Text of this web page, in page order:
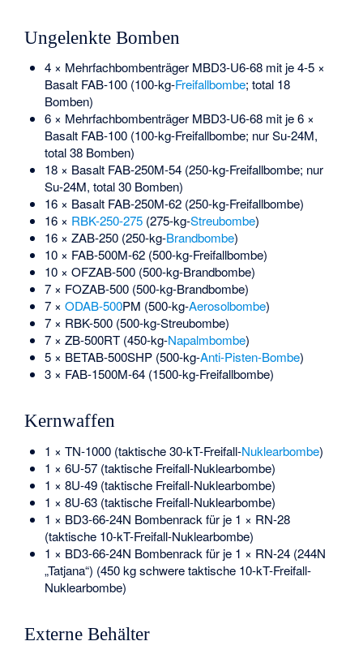
Ungelenkte Bomben
4 × Mehrfachbombenträger MBD3-U6-68 mit je 4-5 ×
Basalt FAB-100 (100-kg-Freifallbombe; total 18
Bomben)
6 × Mehrfachbombenträger MBD3-U6-68 mit je 6 ×
Basalt FAB-100 (100-kg-Freifallbombe; nur Su-24M,
total 38 Bomben)
18 × Basalt FAB-250M-54(250-kg-Freifallbombe; nur
Su-24M, total 30 Bomben)
16 × Basalt FAB-250M-62(250-kg-Freifallbombe)
16 × RBK-250-275(275-kg-Streubombe)
16 × ZAB-250 (250-kg-Brandbombe)
10 × FAB-500M-62(500-kg-Freifallbombe)
10 × OFZAB-500 (500-kg-Brandbombe)
7 × FOZAB-500 (500-kg-Brandbombe)
7 × ODAB-500PM (500-kg-Aerosolbombe)
7 × RBK-500(500-kg-Streubombe)
7 × ZB-500RT (450-kg-Napalmbombe)
5 × BETAB-500SHP (500-kg-Anti-Pisten-Bombe)
3 × FAB-1500M-64 (1500-kg-Freifallbombe)
Kernwaffen
1 × TN-1000 (taktische 30-kT-Freifall-Nuklearbombe)
1 × 6U-57 (taktische Freifall-Nuklearbombe)
1 × 8U-49 (taktische Freifall-Nuklearbombe)
1 × 8U-63 (taktische Freifall-Nuklearbombe)
1 × BD3-66-24N Bombenrack für je 1 × RN-28
(taktische 10-kT-Freifall-Nuklearbombe)
1 × BD3-66-24N Bombenrack für je 1 × RN-24 (244N
„Tatjana“) (450 kg schwere taktische 10-kT-Freifall-
Nuklearbombe)
Externe Behälter